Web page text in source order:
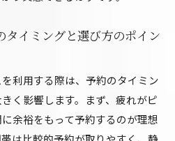
タイミングと選び方のポイン
利用する際は、予約のタイミン
く影響します。まず、疲れがピ
余裕をもって予約するのが理想